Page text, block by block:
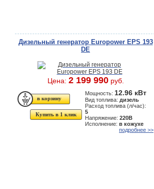
Дизельный генератор Europower EPS 193
DE
Цена: 2 199 990руб.
Купить в 1 клик
Мощность: 12.96 кВт
Вид топлива: дизель
Расход топлива (л/час):
5
Напряжение: 220В
Исполнение: в кожухе
подробнее >>